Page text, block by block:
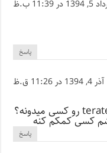
در 11:39 ب.ظ
پاسخ
آذر 4, 1394 در 11:26 ق.ظ
کار کردن با نرم افزار teraterm رو کسی میدونه؟
کسی کمکم کنه
پاسخ